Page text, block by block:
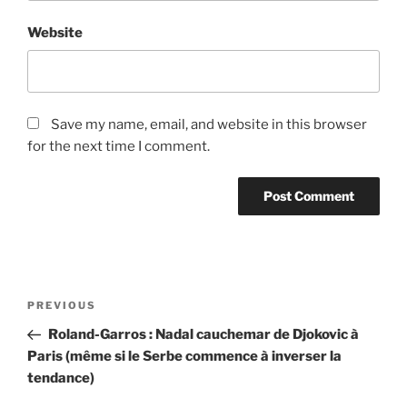
Website
Save my name, email, and website in this browser
for the next time I comment.
Previous
Post
PREVIOUS
Roland-Garros : Nadal cauchemar de Djokovic à
Paris (même si le Serbe commence à inverser la
tendance)